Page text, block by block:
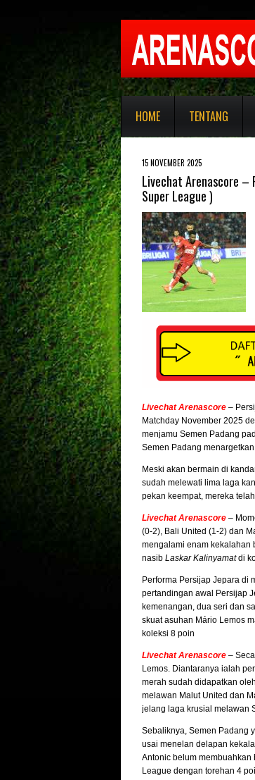
HOME TENTANG
15 NOVEMBER 2025
Livechat Arenascore –
Super League )
Livechat Arenascore –
Matchday November 2025
menjamu Semen Padang
Semen Padang
Meski akan bermain di
sudah melewati lima laga
pekan keempat, mereka
Livechat Arenascore –
(0-2), Bali United (1-2) dan
mengalami enam kekalahan
nasib Laskar Kalinyamatdi
Performa Persijap Jepara di
pertandingan awal Persijap
kemenangan, dua seri dan
skuat asuhan Mário Lemos
koleksi 8 poin
Livechat Arenascore –
Lemos. Diantaranya ialah
merah sudah didapatkan
melawan Malut United dan
jelang laga krusial melawan
Sebaliknya, Semen Padang
usai menelan delapan
Antonic belum membuahkan
League dengan torehan 4